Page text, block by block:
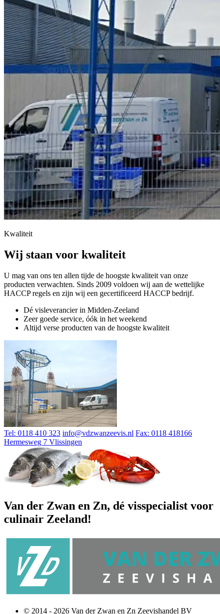
Kwaliteit
Wij staan voor kwaliteit
U mag van ons ten allen tijde de hoogste kwaliteit van onze
producten verwachten. Sinds 2009 voldoen wij aan de wettelijke
HACCP regels en zijn wij een gecertificeerd HACCP bedrijf.
Dé visleverancier in Midden-Zeeland
Zeer goede service, óók in het weekend
Altijd verse producten van de hoogste kwaliteit
Tel: 0118 410 323 info@vdzwanzeevis.nl Fax: 0118 418166
Hermesweg 7 Vlissingen
Van der Zwan en Zn, dé visspecialist voor
culinair Zeeland!
© 2014 - 2026 Van der Zwan en Zn Zeevishandel BV